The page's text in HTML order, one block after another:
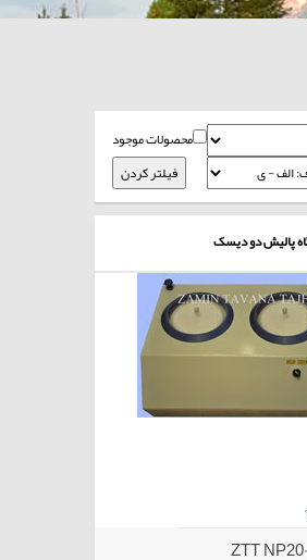
محصولات موجود
پالیش دو دیسک